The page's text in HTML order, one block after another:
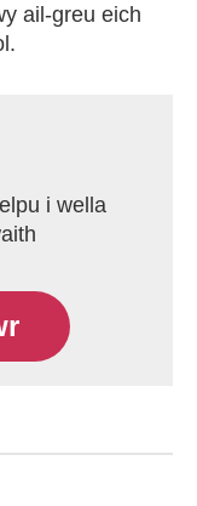
ail-greu eich
i wella